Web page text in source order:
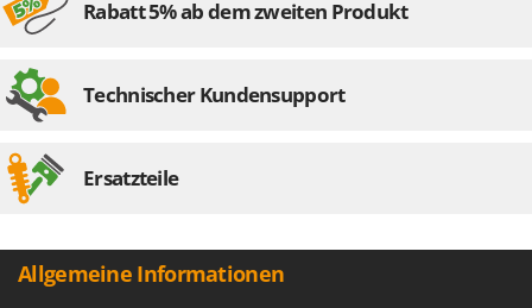
Spring Protezione
Stanley
Stocker
T
Tecla
Rabatt 5% ab dem zweiten Produkt
Technischer Kundensupport
Ersatzteile
Allgemeine Informationen